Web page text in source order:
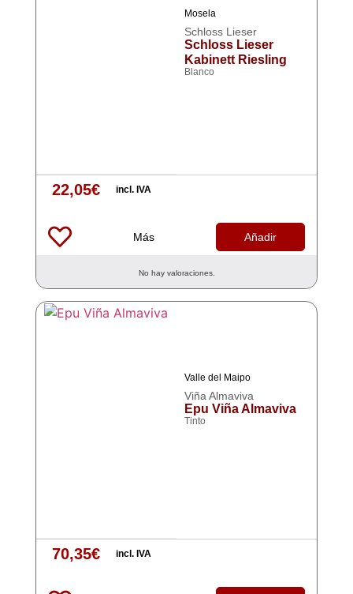
Mosela
Schloss Lieser
Schloss Lieser
Kabinett Riesling
Blanco
22,05€ incl. IVA
Más Añadir
No hay valoraciones.
Valle del Maipo
Viña Almaviva
Epu Viña Almaviva
Tinto
70,35€ incl. IVA